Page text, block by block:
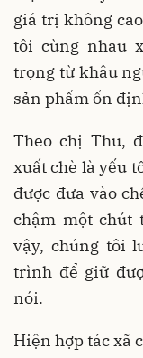
giá trị không
tôi cùng nhau
trọng từ khâu
sản phẩm ổn
Theo chị Thu,
xuất chè là yếu
được đưa vào
chậm một chút
vậy, chúng tôi
trình để giữ
nói.
Hiện hợp tác xã